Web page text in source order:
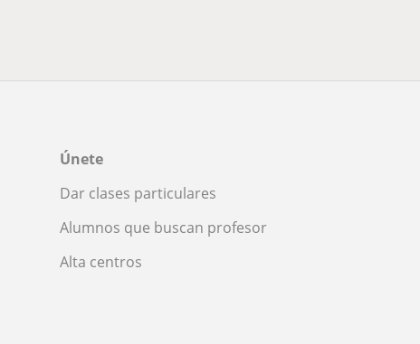
Únete
Dar clases particulares
Alumnos que buscan profesor
Alta centros